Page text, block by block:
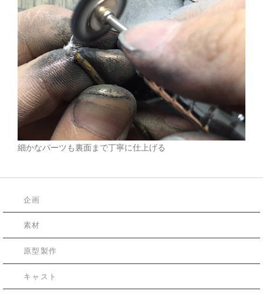
細かなパーツも裏面まで丁寧に仕上げる
企画
素材
原型製作
キャスト